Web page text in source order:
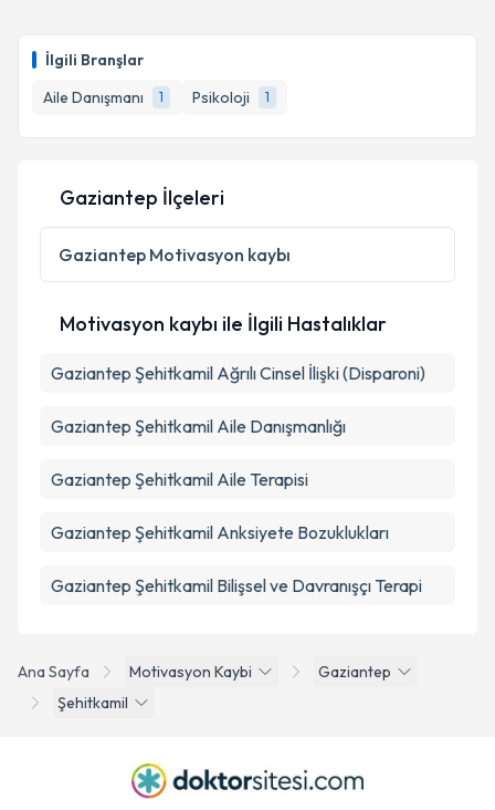
İlgili Branşlar
Aile Danışmanı
1 Psikoloji 1
Ana Sayfa Motivasyon Kaybi
Gaziantep
Şehitkamil
Gaziantep İlçeleri
Gaziantep Motivasyon kaybı
Motivasyon kaybı ile İlgili Hastalıklar
Gaziantep Şehitkamil Ağrılı Cinsel İlişki (Disparoni)
Gaziantep Şehitkamil Aile Danışmanlığı
Gaziantep Şehitkamil Aile Terapisi
Gaziantep Şehitkamil Anksiyete Bozuklukları
Gaziantep Şehitkamil Bilişsel ve Davranışçı Terapi